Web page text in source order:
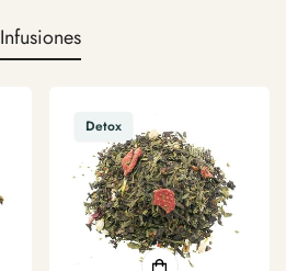
Infusiones
Detox